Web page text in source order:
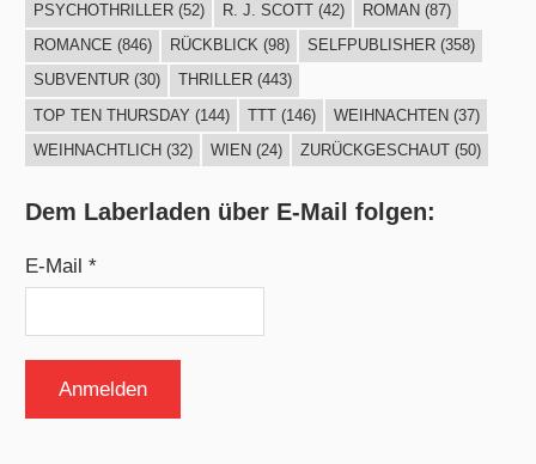
PSYCHOTHRILLER(52) R. J. SCOTT(42) ROMAN (87)
ROMANCE (846) RÜCKBLICK(98) SELFPUBLISHER(358)
SUBVENTUR(30) THRILLER(443)
TOP TEN THURSDAY (144) TTT(146) WEIHNACHTEN(37)
WEIHNACHTLICH (32) WIEN (24) ZURÜCKGESCHAUT(50)
Dem Laberladen über E-Mail folgen:
E-Mail *